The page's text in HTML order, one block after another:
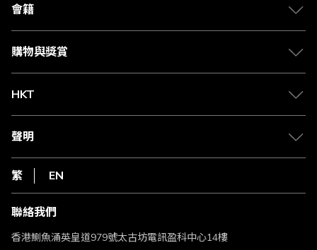
合作夥伴
媒體中心
會籍
會籍及專屬禮遇
賺取積分
購物與獎賞
物流與配送
Club Shopping 商品領取站
常見問題
HKT
csl.
1010
HKT
聲明
私隱聲明
使用條款
條款及細則
不歧視及不騷擾聲明
認可牌照及通告
繁 EN
聯絡我們
香港鰂魚涌英皇道979號太古坊電訊盈科中心14樓